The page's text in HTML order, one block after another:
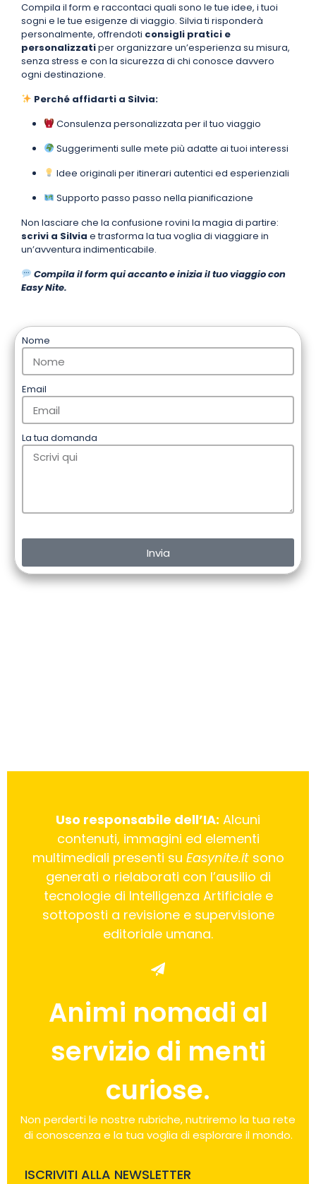
Compila il form e raccontaci quali sono le tue idee, i tuoi
sogni e le tue esigenze di viaggio. Silvia ti risponderà
personalmente, offrendoti consigli pratici e
personalizzatiper organizzare un’esperienza su misura,
senza stress e con la sicurezza di chi conosce davvero
ogni destinazione.
Perché affidarti a Silvia:
Consulenza personalizzata per il tuo viaggio
Suggerimenti sulle mete più adatte ai tuoi interessi
Idee originali per itinerari autentici ed esperienziali
Supporto passo passo nella pianificazione
Non lasciare che la confusione rovini la magia di partire:
scrivi a Silvia e trasforma la tua voglia di viaggiare in
un’avventura indimenticabile.
Compila il form qui accanto e inizia il tuo viaggio con
Easy Nite.
Nome
Email
La tua domanda
Invia
Uso responsabile dell’IA: Alcuni
contenuti, immagini ed elementi
multimediali presenti su Easynite.itsono
generati o rielaborati con l’ausilio di
tecnologie di Intelligenza Artificiale e
sottoposti a revisione e supervisione
editoriale umana.
Animi nomadi al
servizio di menti
curiose.
Non perderti le nostre rubriche, nutriremo la tua rete
di conoscenza e la tua voglia di esplorare il mondo.
ISCRIVITI ALLA NEWSLETTER